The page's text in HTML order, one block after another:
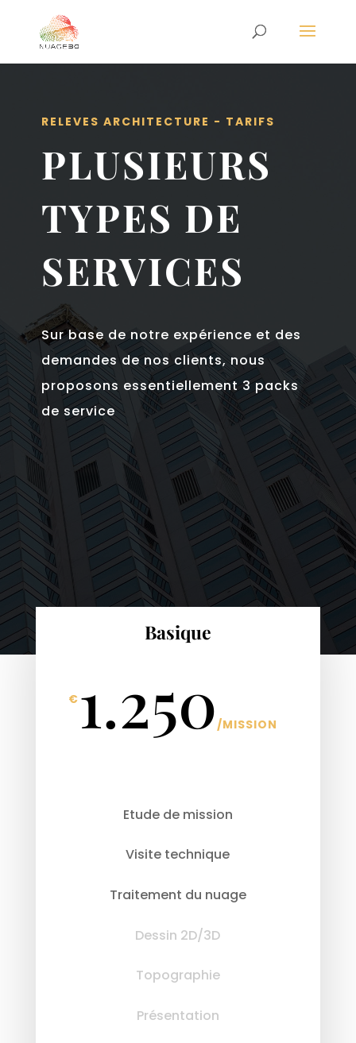
RELEVES ARCHITECTURE - TARIFS
PLUSIEURS
TYPES DE
SERVICES
Sur base de notre expérience et des
demandes de nos clients, nous
proposons essentiellement 3 packs
de service
Basique
€ 1.250 /MISSION
Etude de mission
Visite technique
Traitement du nuage
Dessin 2D/3D
Topographie
Présentation